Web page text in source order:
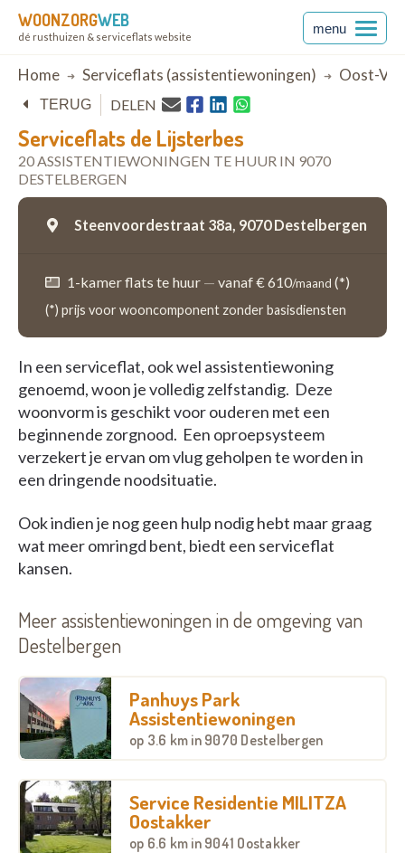
WOONZORGWEB
dé rusthuizen & serviceflats website
menu
Breadcrumb
Home Serviceflats (assistentiewoningen) Oost-
Serviceflats de Lijsterbes
20 ASSISTENTIEWONINGEN TE HUUR IN 9070
DESTELBERGEN
TERUG DELEN
Steenvoordestraat 38a, 9070 Destelbergen
1-kamer flats te huur — vanaf € 610/maand (*)
(*) prijs voor wooncomponent zonder basisdiensten
In een serviceflat, ook wel assistentiewoning
genoemd, woon je volledig zelfstandig. Deze
woonvorm is geschikt voor ouderen met een
beginnende zorgnood. Een oproepsysteem
verzekert je ervan om vlug geholpen te worden in
een dringende noodsituatie.
Ook indien je nog geen hulp nodig hebt maar graag
wat meer omringd bent, biedt een serviceflat
kansen.
Meer assistentiewoningen in de omgeving van
Destelbergen
Panhuys Park
Assistentiewoningen
op 3.6 km in 9070 Destelbergen
Service Residentie MILITZA
Oostakker
op 6.6 km in 9041 Oostakker